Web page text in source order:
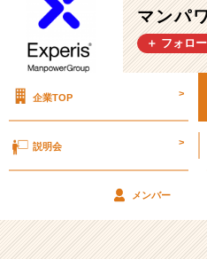
ー
グ
ル
式
の
採
マンパ
＋ フォロー
企業TOP >
説明会 >
メンバー